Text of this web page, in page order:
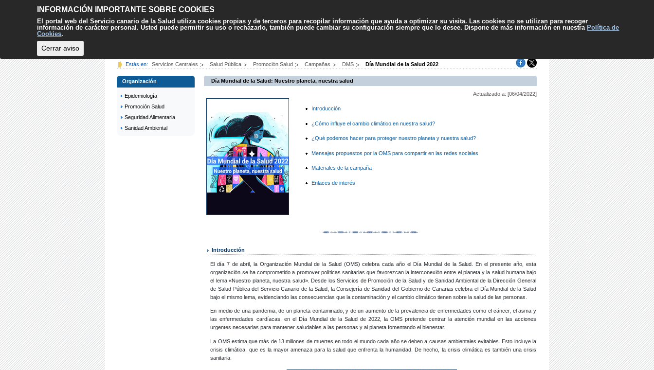
INFORMACIÓN IMPORTANTE SOBRE COOKIES
El portal web del Servicio canario de la Salud utiliza cookies propias y de terceros para recopilar información que ayuda a optimizar su visita. Las cookies no se utilizan para recoger
información de carácter personal. Usted puede permitir su uso o rechazarlo, también puede cambiar su configuración siempre que lo desee. Dispone de más información en nuestra Política de
Cookies.
Cerrar aviso
Estás en: Servicios Centrales Salud Pública Promoción Salud Campañas DMS Día Mundial de la Salud 2022
Organización
Epidemiología
Promoción Salud
Seguridad Alimentaria
Sanidad Ambiental
Día Mundial de la Salud: Nuestro planeta, nuestra salud
Actualizado a: [06/04/2022]
Introducción
¿Cómo influye el cambio climático en nuestra salud?
¿Qué podemos hacer para proteger nuestro planeta y nuestra salud?
Mensajes propuestos por la OMS para compartir en las redes sociales
Materiales de la campaña
Enlaces de interés
Introducción
El día 7 de abril, la Organización Mundial de la Salud (OMS) celebra cada año el Día Mundial de la Salud. En el presente año, esta
organización se ha comprometido a promover políticas sanitarias que favorezcan la interconexión entre el planeta y la salud humana bajo
el lema «Nuestro planeta, nuestra salud». Desde los Servicios de Promoción de la Salud y de Sanidad Ambiental de la Dirección General
de Salud Pública del Servicio Canario de la Salud, la Consejería de Sanidad del Gobierno de Canarias celebra el Día Mundial de la Salud
bajo el mismo lema, evidenciando las consecuencias que la contaminación y el cambio climático tienen sobre la salud de las personas.
En medio de una pandemia, de un planeta contaminado, y de un aumento de la prevalencia de enfermedades como el cáncer, el asma y
las enfermedades cardíacas, en el Día Mundial de la Salud de 2022, la OMS pretende centrar la atención mundial en las acciones
urgentes necesarias para mantener saludables a las personas y al planeta fomentando el bienestar.
La OMS estima que más de 13 millones de muertes en todo el mundo cada año se deben a causas ambientales evitables. Esto incluye la
crisis climática, que es la mayor amenaza para la salud que enfrenta la humanidad. De hecho, la crisis climática es también una crisis
sanitaria.